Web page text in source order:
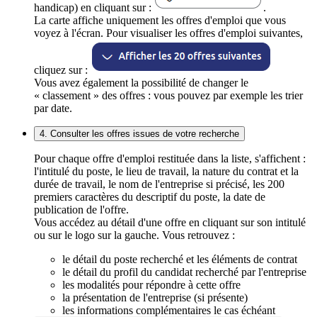
handicap) en cliquant sur :
.
La carte affiche uniquement les offres d'emploi que vous
voyez à l'écran. Pour visualiser les offres d'emploi suivantes,
cliquez sur :
Vous avez également la possibilité de changer le
« classement » des offres : vous pouvez par exemple les trier
par date.
4. Consulter les offres issues de votre recherche
Pour chaque offre d'emploi restituée dans la liste, s'affichent :
l'intitulé du poste, le lieu de travail, la nature du contrat et la
durée de travail, le nom de l'entreprise si précisé, les 200
premiers caractères du descriptif du poste, la date de
publication de l'offre.
Vous accédez au détail d'une offre en cliquant sur son intitulé
ou sur le logo sur la gauche. Vous retrouvez :
le détail du poste recherché et les éléments de contrat
le détail du profil du candidat recherché par l'entreprise
les modalités pour répondre à cette offre
la présentation de l'entreprise (si présente)
les informations complémentaires le cas échéant